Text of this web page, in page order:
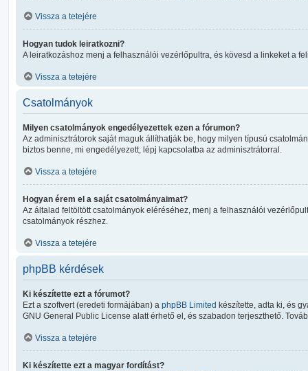
Vissza a tetejére
Hogyan tudok leiratkozni?
A leiratkozáshoz menj a felhasználói vezérlőpultra, és kövesd a linkeket a
Vissza a tetejére
Csatolmányok
Milyen csatolmányok engedélyezettek ezen a fórumon?
Az adminisztrátorok saját maguk állíthatják be, hogy milyen típusú
biztos benne, mi engedélyezett, lépj kapcsolatba az adminisztrátorral.
Vissza a tetejére
Hogyan érem el a saját csatolmányaimat?
Az általad feltöltött csatolmányok eléréséhez, menj a felhasználói
csatolmányok részhez.
Vissza a tetejére
phpBB kérdések
Ki készítette ezt a fórumot?
Ezt a szoftvert (eredeti formájában) a phpBB Limited készítette, adta ki, és
GNU General Public License alatt érhető el, és szabadon terjeszthető.
Vissza a tetejére
Ki készítette ezt a magyar fordítást?